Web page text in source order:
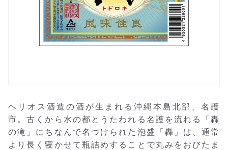
ヘリオス酒造の酒が生まれる沖縄本島北部、名護
市。古くから水の都とうたわれる名護を流れる「轟
の滝」にちなんで名づけられた泡盛「轟」は、通常
より長く寝かせて瓶詰めすることで丸みをおびたま